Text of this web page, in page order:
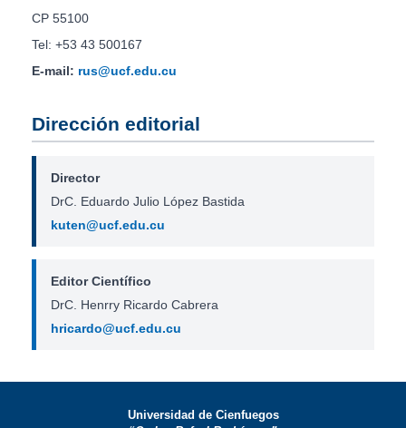
CP 55100
Tel: +53 43 500167
E-mail: rus@ucf.edu.cu
Dirección editorial
Director
DrC. Eduardo Julio López Bastida
kuten@ucf.edu.cu
Editor Científico
DrC. Henrry Ricardo Cabrera
hricardo@ucf.edu.cu
Universidad de Cienfuegos